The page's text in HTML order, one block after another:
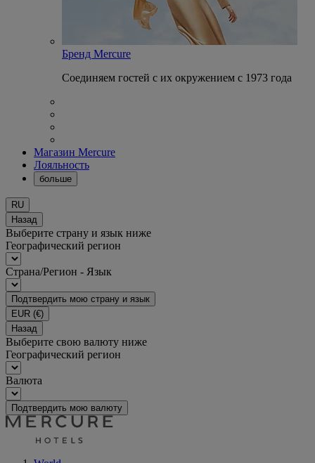
Бренд Mercure
Соединяем гостей с их окружением с 1973 года
Магазин Mercure
Лояльность
больше
RU
Назад
Выберите страну и язык ниже
Географический регион
Страна/Регион - Язык
Подтвердить мою страну и язык
EUR (€)
Назад
Выберите свою валюту ниже
Географический регион
Валюта
Подтвердить мою валюту